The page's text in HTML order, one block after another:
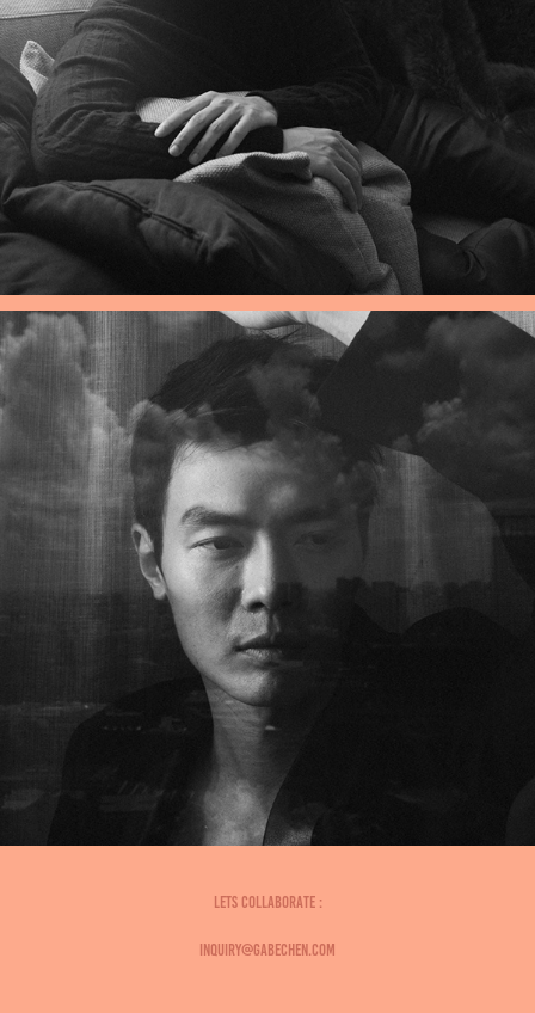
Lets collaborate :
INQUIRY@GABECHEN.COM